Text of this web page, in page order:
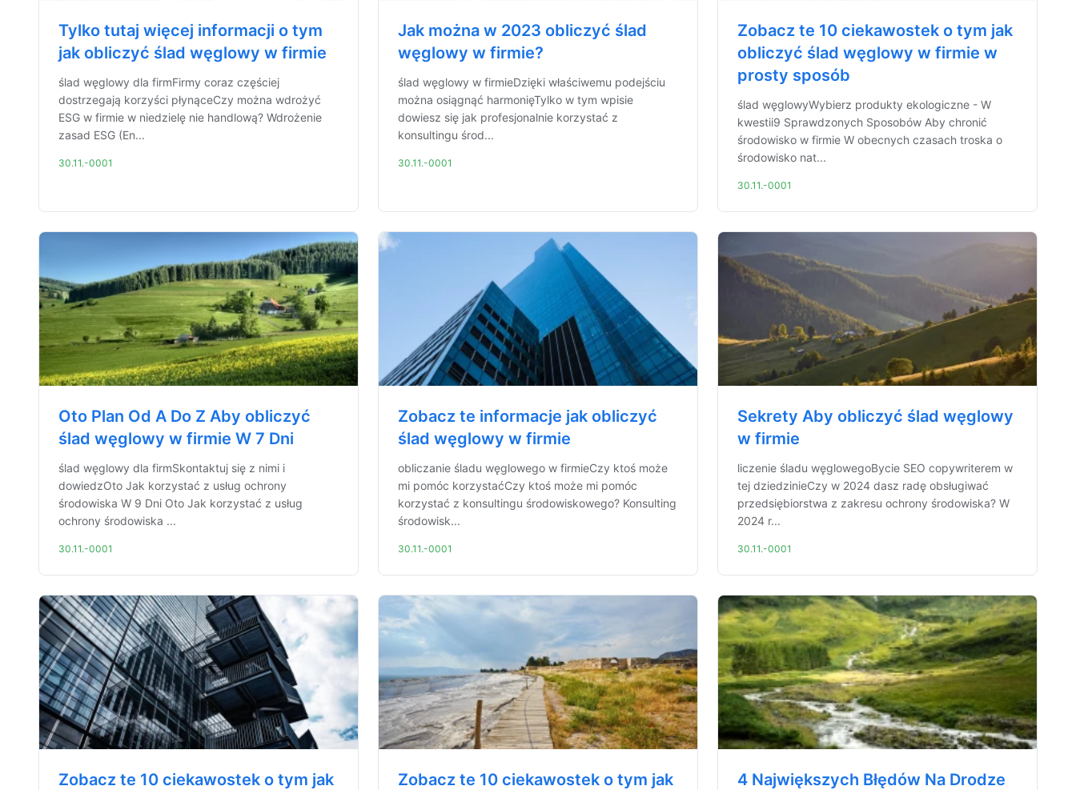
Tylko tutaj więcej informacji o tym
jak obliczyć ślad węglowy w firmie
ślad węglowy dla firmFirmy coraz częściej
dostrzegają korzyści płynąceCzy można wdrożyć
ESG w firmie w niedzielę nie handlową? Wdrożenie
zasad ESG (En...
30.11.-0001
Jak można w 2023 obliczyć ślad
węglowy w firmie?
ślad węglowy w firmieDzięki właściwemu podejściu
można osiągnąć harmonięTylko w tym wpisie
dowiesz się jak profesjonalnie korzystać z
konsultingu środ...
30.11.-0001
Zobacz te 10 ciekawostek o tym jak
obliczyć ślad węglowy w firmie w
prosty sposób
ślad węglowyWybierz produkty ekologiczne - W
kwestii9 Sprawdzonych Sposobów Aby chronić
środowisko w firmie W obecnych czasach troska o
środowisko nat...
30.11.-0001
Oto Plan Od A Do Z Aby obliczyć
ślad węglowy w firmie W 7 Dni
ślad węglowy dla firmSkontaktuj się z nimi i
dowiedzOto Jak korzystać z usług ochrony
środowiska W 9 Dni Oto Jak korzystać z usług
ochrony środowiska ...
30.11.-0001
Zobacz te informacje jak obliczyć
ślad węglowy w firmie
obliczanie śladu węglowego w firmieCzy ktoś może
mi pomóc korzystaćCzy ktoś może mi pomóc
korzystać z konsultingu środowiskowego? Konsulting
środowisk...
30.11.-0001
Sekrety Aby obliczyć ślad węglowy
w firmie
liczenie śladu węglowegoBycie SEO copywriterem w
tej dziedzinieCzy w 2024 dasz radę obsługiwać
przedsiębiorstwa z zakresu ochrony środowiska? W
2024 r...
30.11.-0001
Zobacz te 10 ciekawostek o tym jak
Zobacz te 10 ciekawostek o tym jak
4 Największych Błędów Na Drodze